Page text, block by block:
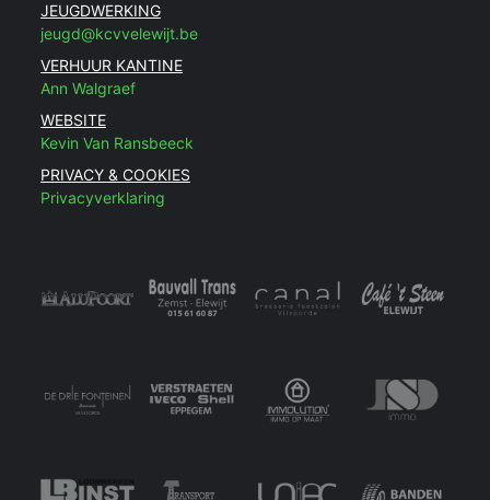
JEUGDWERKING
jeugd@kcvvelewijt.be
VERHUUR KANTINE
Ann Walgraef
WEBSITE
Kevin Van Ransbeeck
PRIVACY & COOKIES
Privacyverklaring